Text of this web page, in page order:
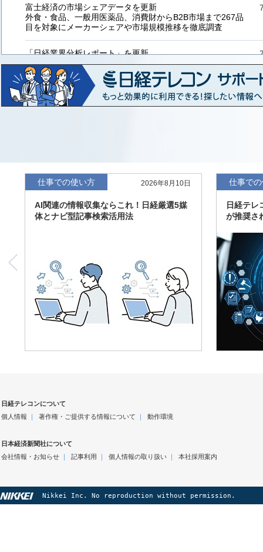
富士経済の市場シェアデータを更新
外食・食品、一般用医薬品、消費財からB2B市場まで267品
目を対象にメーカーシェアや市場規模推移を徹底調査
「日経業界分析レポート」を更新
「工業用プラスチック製品」「システムインテグレーター」
など20業界の内容を刷新
「東洋経済海外進出企業情報」の2026年版、約3万6千社を
収録
「日経POS情報マーケットレポート」の最新版、10～3月実
績の市場動向を速報
度の予想を実施
仕事での使い方 2026年8月10日
AI関連の情報収集ならこれ！日経厳選5媒
体とナビ型記事検索活用法
仕事で
日経テレ
が推奨さ
日経テレコンについて
個人情報 ｜ 著作権・ご提供する情報について ｜ 動作環境
日本経済新聞社について
会社情報・お知らせ｜ 記事利用 ｜ 個人情報の取り扱い｜ 本社採用案内
Nikkei Inc. No reproduction without permission.